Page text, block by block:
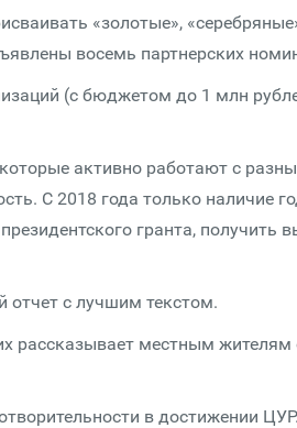
«золотые»,
восемь партнерских
(с бюджетом до 1 млн
активно работают с
С 2018 года только наличие
гранта, получить
отчет с лучшим текстом.
рассказывает местным жителям
в достижении